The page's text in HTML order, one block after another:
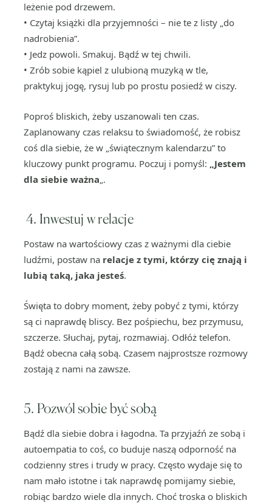
leżenie pod drzewem.
• Czytaj książki dla przyjemności – nie te z listy „do
nadrobienia”.
• Jedz powoli. Smakuj. Bądź w tej chwili.
• Zrób sobie kąpiel z ulubioną muzyką w tle,
praktykuj jogę, rysuj lub po prostu posiedź w ciszy.
Poproś bliskich, żeby uszanowali ten czas.
Zaplanowany czas relaksu to świadomość, że robisz
coś dla siebie, że w „świątecznym kalendarzu” to
kluczowy punkt programu. Poczuj i pomyśl: „Jestem
dla siebie ważna„.
4. Inwestuj w relacje
Postaw na wartościowy czas z ważnymi dla ciebie
ludźmi, postaw na relacje z tymi, którzy cię znają i
lubią taką, jaka jesteś.
Święta to dobry moment, żeby pobyć z tymi, którzy
są ci naprawdę bliscy. Bez pośpiechu, bez przymusu,
szczerze. Słuchaj, pytaj, rozmawiaj. Odłóż telefon.
Bądź obecna całą sobą. Czasem najprostsze rozmowy
zostają z nami na zawsze.
5. Pozwól sobie być sobą
Bądź dla siebie dobra i łagodna. Ta przyjaźń ze sobą i
autoempatia to coś, co buduje naszą odporność na
codzienny stres i trudy w pracy. Często wydaje się to
nam mało istotne i tak naprawdę pomijamy siebie,
robiąc bardzo wiele dla innych. Choć troska o bliskich